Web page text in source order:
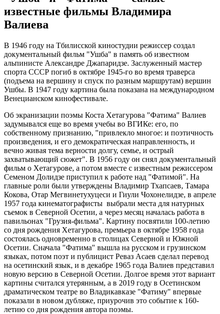
известные фильмы Владимира
Валиева
В 1946 году на Тбилисской киностудии режиссер создал
документальный фильм "Ушба" в память об известном
альпинисте Александре Джапаридзе. Заслуженный мастер
спорта СССР погиб в октябре 1945-го во время траверса
(подъема на вершину и спуск по разным маршрутам) вершин
Ушбы. В 1947 году картина была показана на международном
Венецианском кинофестивале.
Об экранизации поэмы Коста Хетагурова "Фатима" Валиев
задумывался еще во время учебы во ВГИКе: его, по
собственному признанию, "привлекло многое: и поэтичность
произведения, и его демократическая направленность, и
вечно живая тема верности долгу, семье, и острый
захватывающий сюжет". В 1956 году он снял документальный
фильм о Хетагурове, а потом вместе с известным режиссером
Семеном Долидзе приступил к работе над "Фатимой". На
главные роли были утверждены Владимир Тхапсаев, Тамара
Кокова, Отар Мегвинетухуцеси и Гиули Чохонелидзе, в апреле
1957 года кинематографисты выбрали места для натурных
съемок в Северной Осетии, а через месяц началась работа в
павильонах "Грузия-фильма". Картину посвятили 100-летию
со дня рождения Хетагурова, премьера в октябре 1958 года
состоялась одновременно в столицах Северной и Южной
Осетии. Сначала "Фатима" вышла на русском и грузинском
языках, потом поэт и публицист Реваз Асаев сделал перевод
на осетинский язык, и в декабре 1965 года Валиев представил
новую версию в Северной Осетии. Долгое время этот вариант
картины считался утерянным, а в 2019 году в Осетинском
драматическом театре во Владикавказе "Фатиму" впервые
показали в новом дубляже, приурочив это событие к 160-
летию со дня рождения автора поэмы.